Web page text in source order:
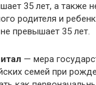
35 лет, а также
родителя и
превышает 35 лет.
— мера
семей при